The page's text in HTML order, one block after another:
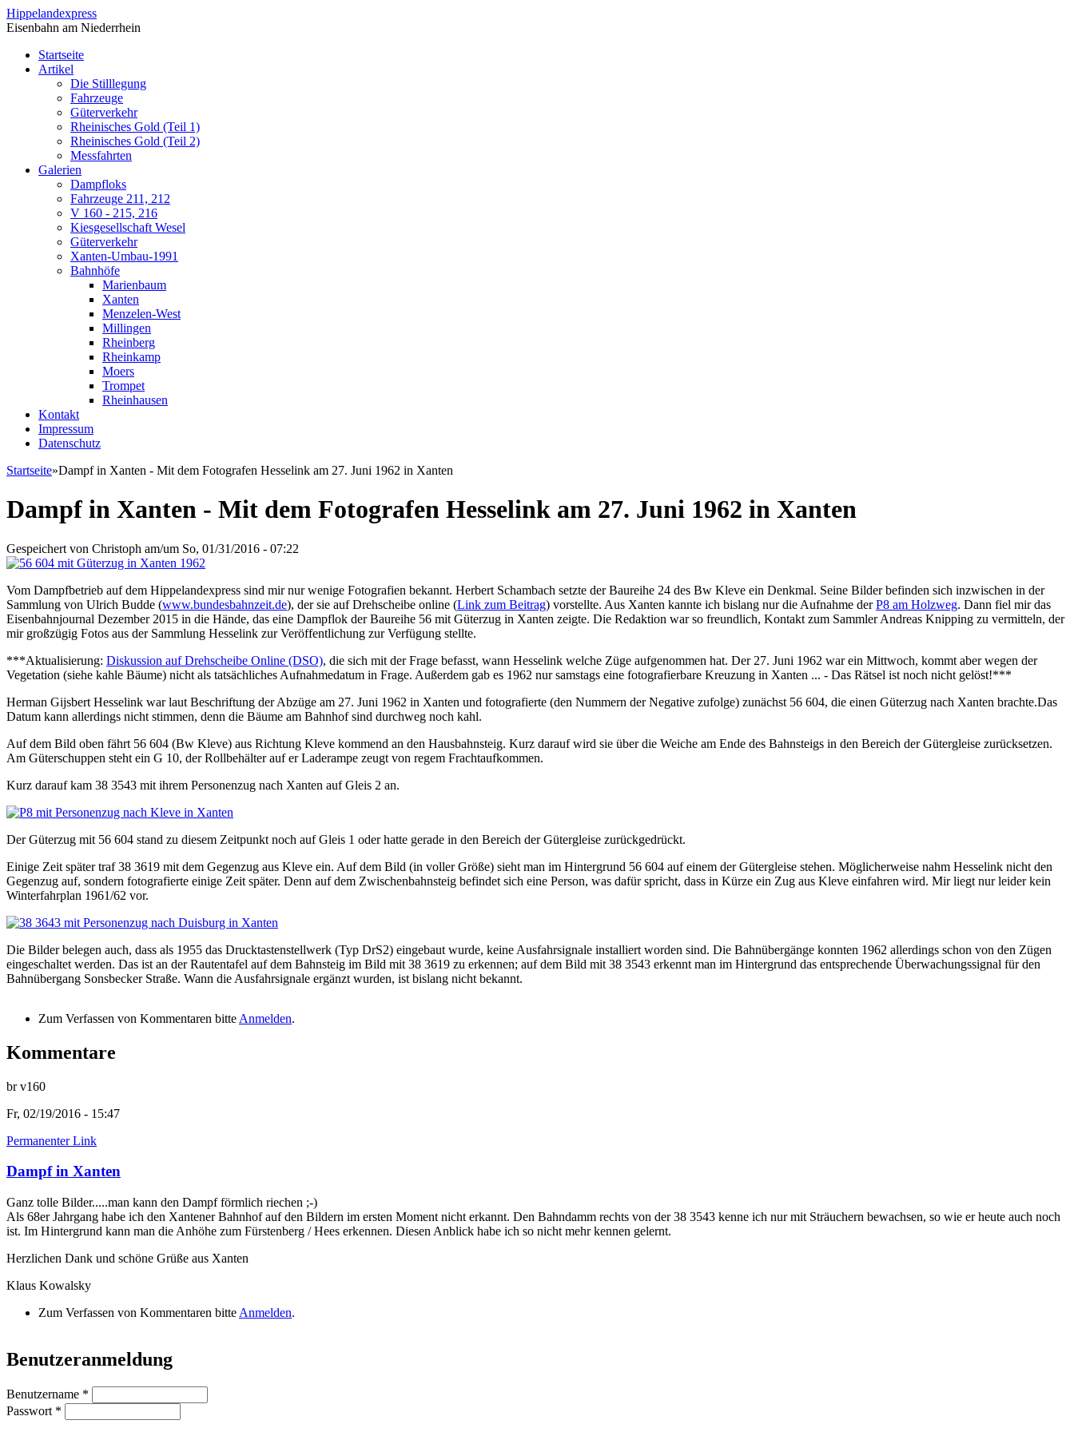
Direkt zum Inhalt
Hippelandexpress
Eisenbahn am Niederrhein
Startseite
Artikel
Die Stilllegung
Fahrzeuge
Güterverkehr
Rheinisches Gold (Teil 1)
Rheinisches Gold (Teil 2)
Messfahrten
Galerien
Dampfloks
Fahrzeuge 211, 212
V 160 - 215, 216
Kiesgesellschaft Wesel
Güterverkehr
Xanten-Umbau-1991
Bahnhöfe
Marienbaum
Xanten
Menzelen-West
Millingen
Rheinberg
Rheinkamp
Moers
Trompet
Rheinhausen
Kontakt
Impressum
Datenschutz
Startseite»Dampf in Xanten - Mit dem Fotografen Hesselink am 27. Juni 1962 in Xanten
Dampf in Xanten - Mit dem Fotografen Hesselink am 27. Juni 1962 in Xanten
Gespeichert von Christoph am/um So, 01/31/2016 - 07:22
Vom Dampfbetrieb auf dem Hippelandexpress sind mir nur wenige Fotografien bekannt. Herbert Schambach setzte der Baureihe 24 des Bw Kleve ein Denkmal. Seine Bilder befinden sich inzwischen in der
Sammlung von Ulrich Budde (www.bundesbahnzeit.de), der sie auf Drehscheibe online (Link zum Beitrag) vorstellte. Aus Xanten kannte ich bislang nur die Aufnahme derP8 am Holzweg. Dann fiel mir das
Eisenbahnjournal Dezember 2015 in die Hände, das eine Dampflok der Baureihe 56 mit Güterzug in Xanten zeigte. Die Redaktion war so freundlich, Kontakt zum Sammler Andreas Knipping zu vermitteln, der
mir großzügig Fotos aus der Sammlung Hesselink zur Veröffentlichung zur Verfügung stellte.
***Aktualisierung: Diskussion auf Drehscheibe Online (DSO), die sich mit der Frage befasst, wann Hesselink welche Züge aufgenommen hat. Der 27. Juni 1962 war ein Mittwoch, kommt aber wegen der
Vegetation (siehe kahle Bäume) nicht als tatsächliches Aufnahmedatum in Frage. Außerdem gab es 1962 nur samstags eine fotografierbare Kreuzung in Xanten ... - Das Rätsel ist noch nicht gelöst!***
Herman Gijsbert Hesselink war laut Beschriftung der Abzüge am 27. Juni 1962 in Xanten und fotografierte (den Nummern der Negative zufolge) zunächst 56 604, die einen Güterzug nach Xanten brachte.Das
Datum kann allerdings nicht stimmen, denn die Bäume am Bahnhof sind durchweg noch kahl.
Auf dem Bild oben fährt 56 604 (Bw Kleve) aus Richtung Kleve kommend an den Hausbahnsteig. Kurz darauf wird sie über die Weiche am Ende des Bahnsteigs in den Bereich der Gütergleise zurücksetzen.
Am Güterschuppen steht ein G 10, der Rollbehälter auf er Laderampe zeugt von regem Frachtaufkommen.
Kurz darauf kam 38 3543 mit ihrem Personenzug nach Xanten auf Gleis 2 an.
Der Güterzug mit 56 604 stand zu diesem Zeitpunkt noch auf Gleis 1 oder hatte gerade in den Bereich der Gütergleise zurückgedrückt.
Einige Zeit später traf 38 3619 mit dem Gegenzug aus Kleve ein. Auf dem Bild (in voller Größe) sieht man im Hintergrund 56 604 auf einem der Gütergleise stehen. Möglicherweise nahm Hesselink nicht den
Gegenzug auf, sondern fotografierte einige Zeit später. Denn auf dem Zwischenbahnsteig befindet sich eine Person, was dafür spricht, dass in Kürze ein Zug aus Kleve einfahren wird. Mir liegt nur leider kein
Winterfahrplan 1961/62 vor.
Die Bilder belegen auch, dass als 1955 das Drucktastenstellwerk (Typ DrS2) eingebaut wurde, keine Ausfahrsignale installiert worden sind. Die Bahnübergänge konnten 1962 allerdings schon von den Zügen
eingeschaltet werden. Das ist an der Rautentafel auf dem Bahnsteig im Bild mit 38 3619 zu erkennen; auf dem Bild mit 38 3543 erkennt man im Hintergrund das entsprechende Überwachungssignal für den
Bahnübergang Sonsbecker Straße. Wann die Ausfahrsignale ergänzt wurden, ist bislang nicht bekannt.
Zum Verfassen von Kommentaren bitte Anmelden.
Kommentare
br v160
Fr, 02/19/2016 - 15:47
Permanenter Link
Dampf in Xanten
Ganz tolle Bilder.....man kann den Dampf förmlich riechen ;-)
Als 68er Jahrgang habe ich den Xantener Bahnhof auf den Bildern im ersten Moment nicht erkannt. Den Bahndamm rechts von der 38 3543 kenne ich nur mit Sträuchern bewachsen, so wie er heute auch noch
ist. Im Hintergrund kann man die Anhöhe zum Fürstenberg / Hees erkennen. Diesen Anblick habe ich so nicht mehr kennen gelernt.
Herzlichen Dank und schöne Grüße aus Xanten
Klaus Kowalsky
Zum Verfassen von Kommentaren bitte Anmelden.
Benutzeranmeldung
Benutzername *
Passwort *